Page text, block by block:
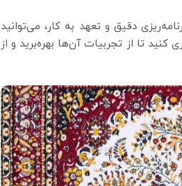
دقیق و تعهد به کار، می‌توانید
تا از تجربیات آن‌ها بهره‌برید و از